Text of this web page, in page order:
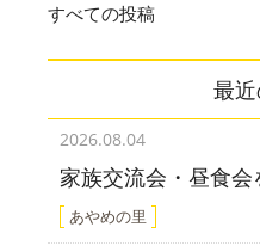
すべての投稿
最
2026.08.04
家族交流会・昼食
あやめの里